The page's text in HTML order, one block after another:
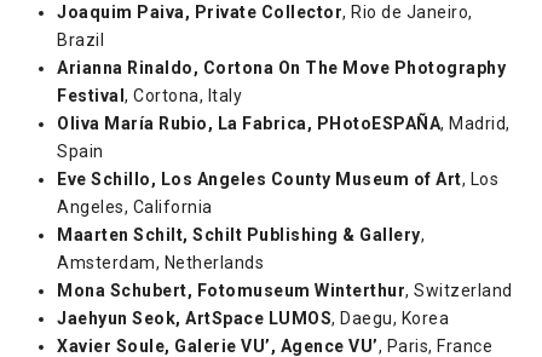
Joaquim Paiva, Private Collector, Rio de Janeiro,
Brazil
Arianna Rinaldo, Cortona On The Move Photography
Festival, Cortona, Italy
Oliva María Rubio, La Fabrica, PHotoESPAÑA, Madrid,
Spain
Eve Schillo, Los Angeles County Museum of Art, Los
Angeles, California
Maarten Schilt, Schilt Publishing & Gallery,
Amsterdam, Netherlands
Mona Schubert, Fotomuseum Winterthur, Switzerland
Jaehyun Seok, ArtSpace LUMOS, Daegu, Korea
Xavier Soule, Galerie VU’, Agence VU’, Paris, France